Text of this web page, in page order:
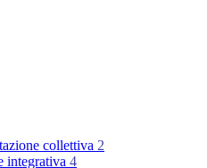
collettiva 2
integrativa 4